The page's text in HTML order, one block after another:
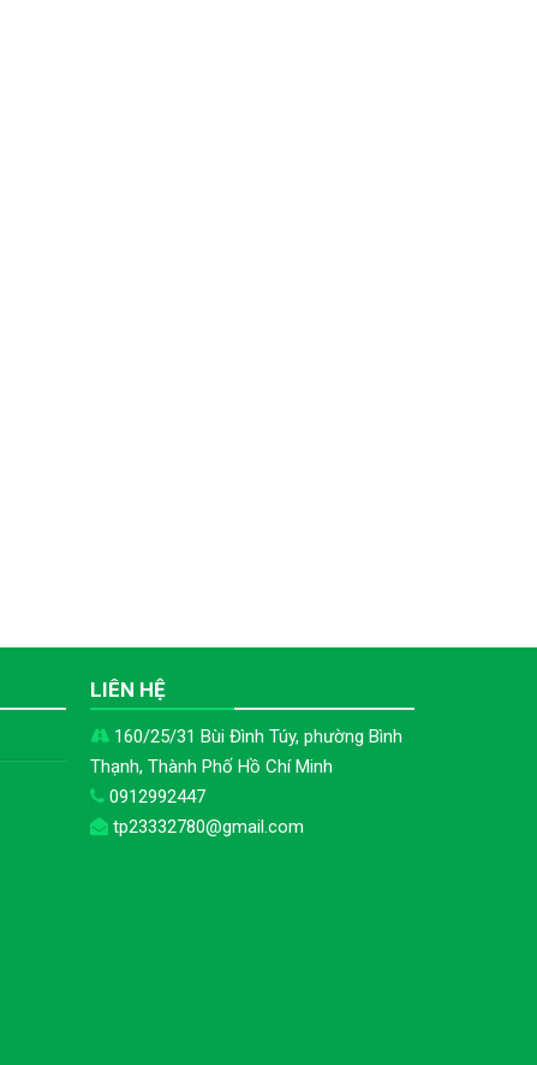
LIÊN HỆ
160/25/31 Bùi Đình Túy, phường Bình
Thạnh, Thành Phố Hồ Chí Minh
0912992447
tp23332780@gmail.com